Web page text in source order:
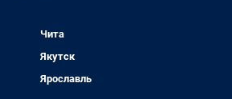
Чита
Якутск
Ярославль